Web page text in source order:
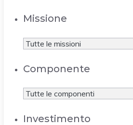
Missione
Componente
Investimento